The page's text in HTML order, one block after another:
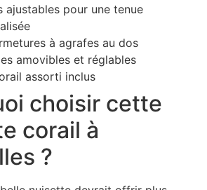
ajustables pour une tenue
à agrafes au dos
amovibles et réglables
assorti inclus
choisir cette
corail à
?